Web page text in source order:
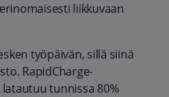
liikkuvaan
työpäivän, sillä siinä
RapidCharge-
tunnissa 80%